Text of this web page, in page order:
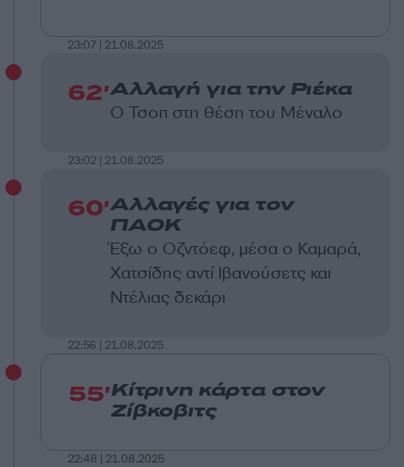
23:07 | 21.08.2025
62'Αλλαγή για την Ριέκα
Ο Τσοπ στη θέση του Μέναλο
23:02 | 21.08.2025
60'Αλλαγές για τον
ΠΑΟΚ
Έξω ο Οζντόεφ, μέσα ο Καμαρά,
Χατσίδης αντί Ιβανούσετς και
Ντέλιας δεκάρι
22:56 | 21.08.2025
55'Κίτρινη κάρτα στον
Ζίβκοβιτς
22:48 | 21.08.2025